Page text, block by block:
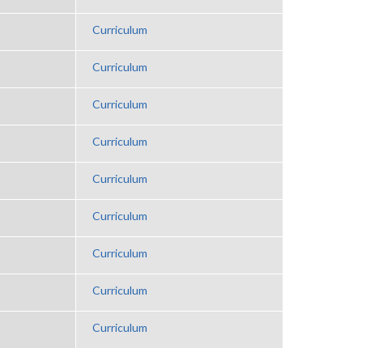
Curriculum
Curriculum
Curriculum
Curriculum
Curriculum
Curriculum
Curriculum
Curriculum
Curriculum